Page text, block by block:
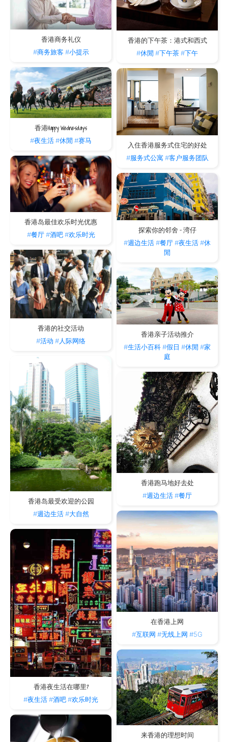
香港的下午茶：港式和西式
#休閒 #下午茶#下午
香港商务礼仪
#商务旅客 #小提示
香港Happy Wednesdays
#夜生活#休閒 #赛马
入住香港服务式住宅的好处
#服务式公寓 #客户服务团队
香港岛最佳欢乐时光优惠
#餐厅 #酒吧 #欢乐时光
探索你的邻舍 - 湾仔
#週边生活#餐厅#夜生活#休
閒
香港的社交活动
#活动 #人际网络
香港亲子活动推介
#生活小百科#假日 #休閒 #家
庭
香港岛最受欢迎的公园
#週边生活 #大自然
香港跑马地好去处
#週边生活#餐厅
在香港上网
#互联网 #无线上网 #5G
香港夜生活在哪里?
#夜生活#酒吧#欢乐时光
来香港的理想时间